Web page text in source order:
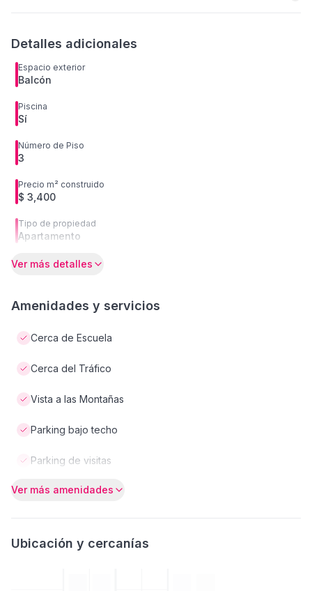
Detalles adicionales
Espacio exterior
Balcón
Piscina
Sí
Número de Piso
3
Precio m² construido
$ 3,400
Tipo de propiedad
Apartamento
Ver más detalles
Amenidades y servicios
Cerca de Escuela
Cerca del Tráfico
Vista a las Montañas
Parking bajo techo
Parking de visitas
Ver más amenidades
Ubicación y cercanías